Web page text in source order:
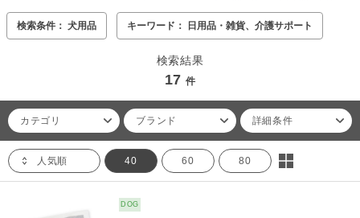
検索条件： 犬用品 キーワード： 日用品・雑貨、介護サポート
検索結果
17 件
カテゴリ ブランド 詳細条件
人気順 40 60 80
DOG